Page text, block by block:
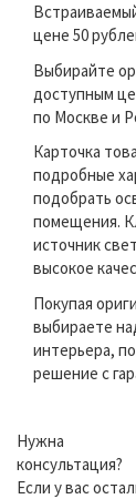
цене 50
Выбирайте
доступным
по Москве и
Карточка
подробные
подобрать
помещения.
источник
высокое
Покупая
выбираете
интерьера,
решение с
Нужна
консультация?
Если у вас